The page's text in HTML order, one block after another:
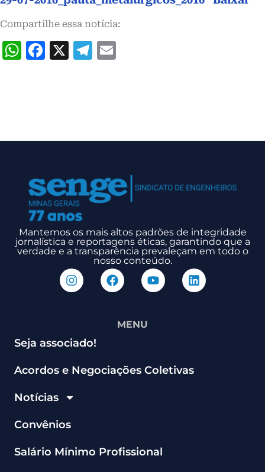
Compartilhe essa notícia:
WhatsApp
Facebook
X Telegram
Mantemos os mais altos padrões de integridade
jornalística e reportagens éticas, garantindo que a
verdade e a transparência prevaleçam em todo o
nosso conteúdo.
MENU
Seja associado!
Acordos e Negociações Coletivas
Notícias
Convênios
Salário Mínimo Profissional